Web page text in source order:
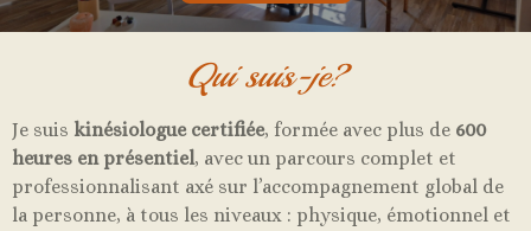
Qui suis-je?
Je suis kinésiologue certifiée, formée avec plus de 600
heures en présentiel, avec un parcours complet et
professionnalisant axé sur l’accompagnement global de
la personne, à tous les niveaux : physique, émotionnel et